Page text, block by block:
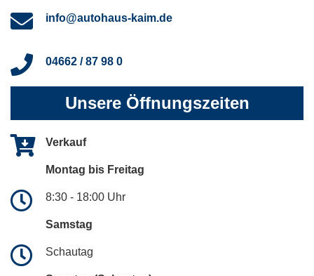
info@autohaus-kaim.de
04662 / 87 98 0
Unsere Öffnungszeiten
Verkauf
Montag bis Freitag
8:30 - 18:00 Uhr
Samstag
Schautag